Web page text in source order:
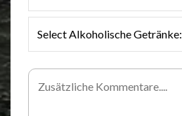
Select Alkoholische Getränke: